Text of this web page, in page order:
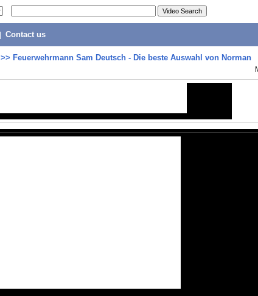
Contact us
>> Feuerwehrmann Sam Deutsch - Die beste Auswahl von Norman